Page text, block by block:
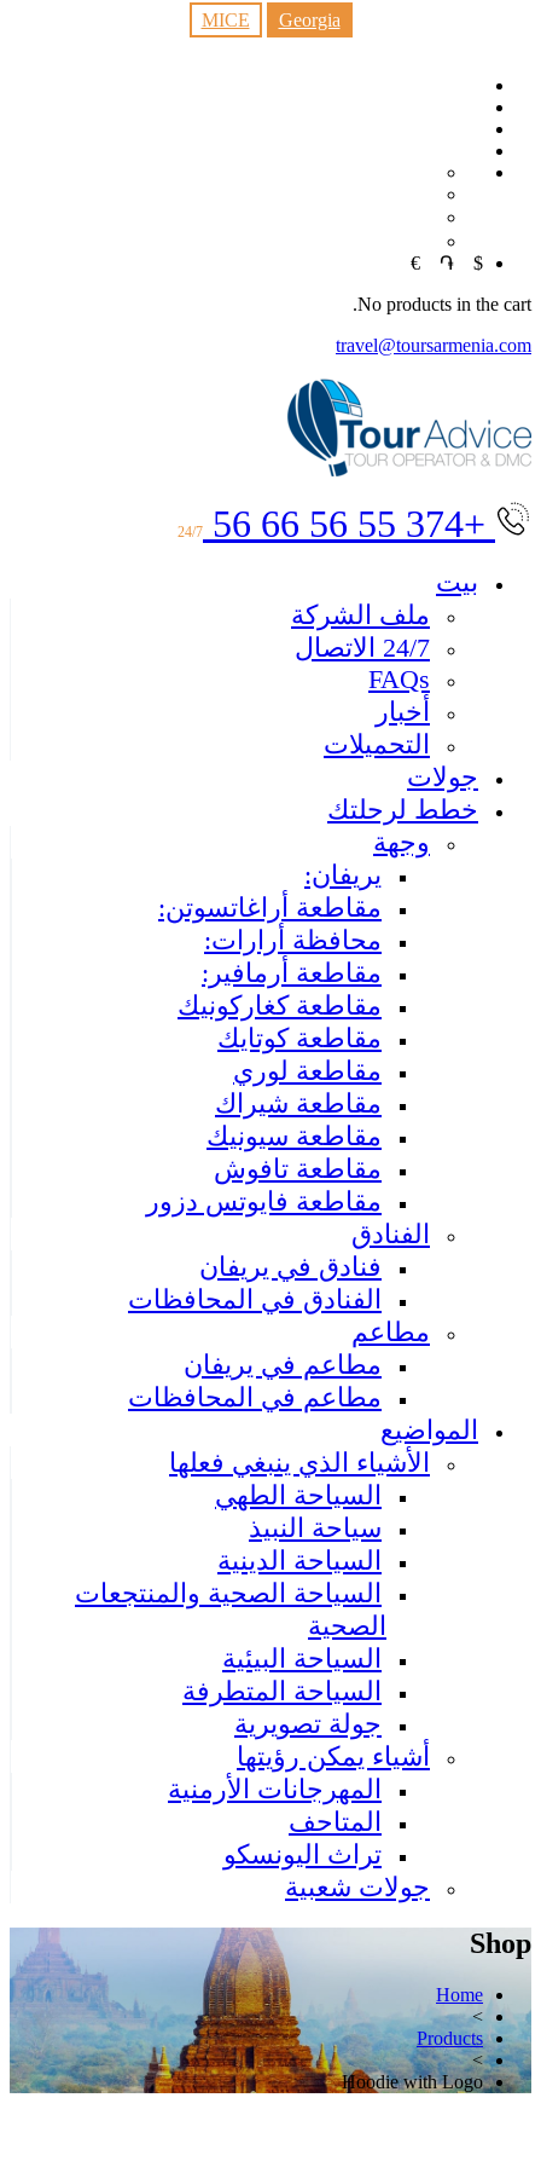
MICE Georgia
$
֏
€
No products in the cart.
travel@toursarmenia.com
+374 55 56 66 56
24/7
بيت
ملف الشركة
24/7 الاتصال
FAQs
أخبار
التحميلات
جولات
خطط لرحلتك
وجهة
يريفان:
مقاطعة أراغاتسوتن:
محافظة أرارات:
مقاطعة أرمافير:
مقاطعة كغاركونيك
مقاطعة كوتايك
مقاطعة لوري
مقاطعة شيراك
مقاطعة سيونيك
مقاطعة تافوش
مقاطعة فايوتس دزور
الفنادق
فنادق في يريفان
الفنادق في المحافظات
مطاعم
مطاعم في يريفان
مطاعم في المحافظات
المواضيع
الأشياء الذي ينبغي فعلها
السياحة الطهي
سياحة النبيذ
السياحة الدينية
السياحة الصحية والمنتجعات
الصحية
السياحة البيئية
السياحة المتطرفة
جولة تصويرية
أشياء يمكن رؤيتها
المهرجانات الأرمنية
المتاحف
تراث اليونسكو
جولات شعبية
Shop
Home
>
Products
>
Hoodie with Logo